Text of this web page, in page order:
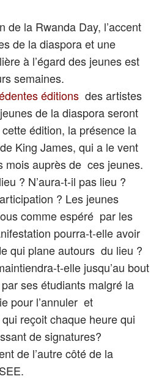
de la Rwanda Day, l’accent
de la diaspora et une
à l’égard des jeunes est
semaines.
éditions des artistes
de la diaspora seront
édition, la présence la
King James, qui a le vent
mois auprès de ces jeunes.
? N’aura-t-il pas lieu ?
? Les jeunes
comme espéré par les
pourra-t-elle avoir
qui plane autours du lieu ?
t-elle jusqu’au bout
ses étudiants malgré la
pour l’annuler et
reçoit chaque heure qui
de signatures?
de l’autre côté de la